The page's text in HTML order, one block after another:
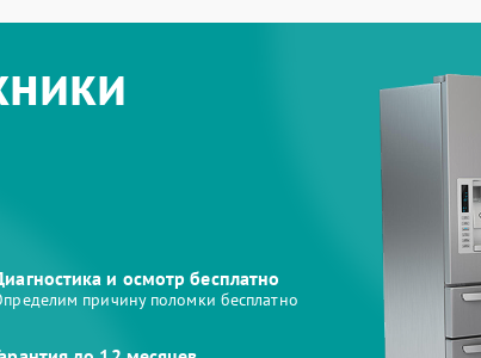
и осмотр бесплатно
причину поломки бесплатно